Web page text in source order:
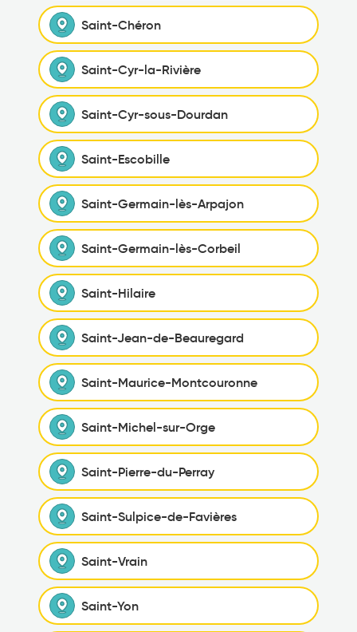
Saint-Chéron
Saint-Cyr-la-Rivière
Saint-Cyr-sous-Dourdan
Saint-Escobille
Saint-Germain-lès-Arpajon
Saint-Germain-lès-Corbeil
Saint-Hilaire
Saint-Jean-de-Beauregard
Saint-Maurice-Montcouronne
Saint-Michel-sur-Orge
Saint-Pierre-du-Perray
Saint-Sulpice-de-Favières
Saint-Vrain
Saint-Yon